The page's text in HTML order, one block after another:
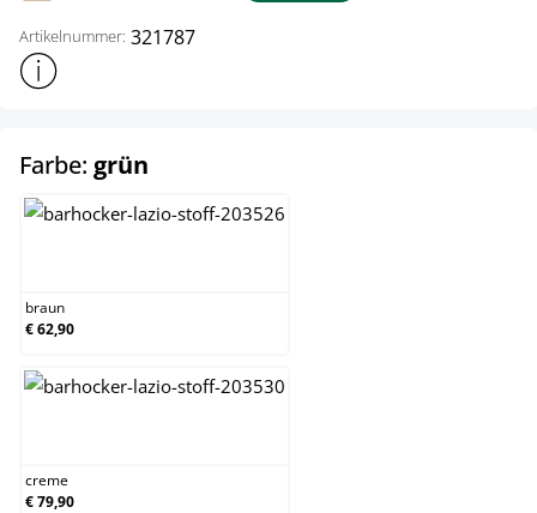
Artikelnummer: 321787
Weitere Produktinformationen anzeigen
Farbe: grün
braun
€ 62,90
creme
€ 79,90